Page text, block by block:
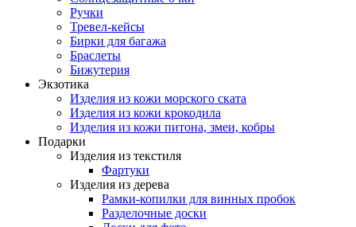
Ручки
Тревел-кейсы
Бирки для багажа
Браслеты
Бижутерия
Экзотика
Изделия из кожи морского ската
Изделия из кожи крокодила
Изделия из кожи питона, змеи, кобры
Подарки
Изделия из текстиля
Фартуки
Изделия из дерева
Рамки-копилки для винных пробок
Разделочные доски